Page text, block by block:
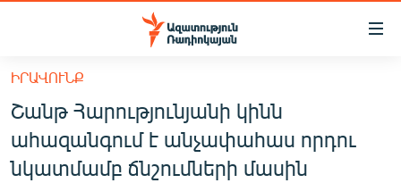
Մատչելիության
հիմնական
բովանդակությանը
Անցնել
հիմնական
մենյուին
ՀԱՅԱՍՏԱՆ
ՔԱՂԱՔԱԿԱՆ
ԻՐԱՎՈՒՆՔ
Շանթ Հարությունյանի կինն
ահազանգում է անչափահաս որդու
նկատմամբ ճնշումների մասին